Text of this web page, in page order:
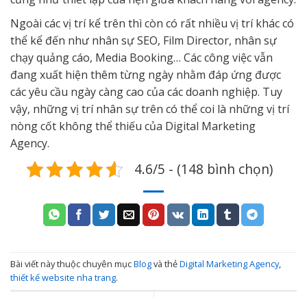
Ngoài các vị trí kể trên thì còn có rất nhiều vị trí khác có
thể kể đến như nhân sự SEO, Film Director, nhân sự
chạy quảng cáo, Media Booking… Các công việc vẫn
đang xuất hiện thêm từng ngày nhằm đáp ứng được
các yêu cầu ngày càng cao của các doanh nghiệp. Tuy
vậy, những vị trí nhân sự trên có thể coi là những vị trí
nòng cốt không thể thiếu của Digital Marketing
Agency.
4.6/5 - (148 bình chọn)
Bài viết này thuộc chuyên mụcBlogvà thẻDigital Marketing Agency,
thiết kế website nha trang.